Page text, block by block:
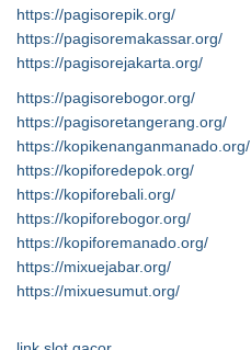
https://pagisorepik.org/
https://pagisoremakassar.org/
https://pagisorejakarta.org/
https://pagisorebogor.org/
https://pagisoretangerang.org/
https://kopikenanganmanado.org/
https://kopiforedepok.org/
https://kopiforebali.org/
https://kopiforebogor.org/
https://kopiforemanado.org/
https://mixuejabar.org/
https://mixuesumut.org/